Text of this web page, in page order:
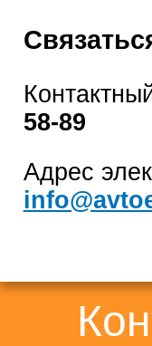
58-89
Адрес